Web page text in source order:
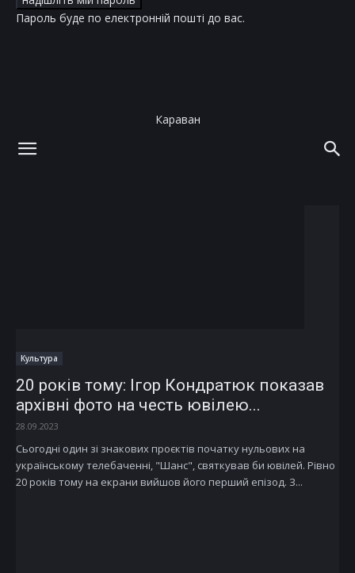
Пароль буде по електронній пошті до вас.
Караван
Культура
20 років тому: Ігор Кондратюк показав
архівні фото на честь ювілею...
28.09.2023
Сьогодні один зі знакових проєктів початку нульових на
українському телебаченні, "Шанс", святкував би ювілей. Рівно
20 років тому на екрани вийшов його перший епізод. З...